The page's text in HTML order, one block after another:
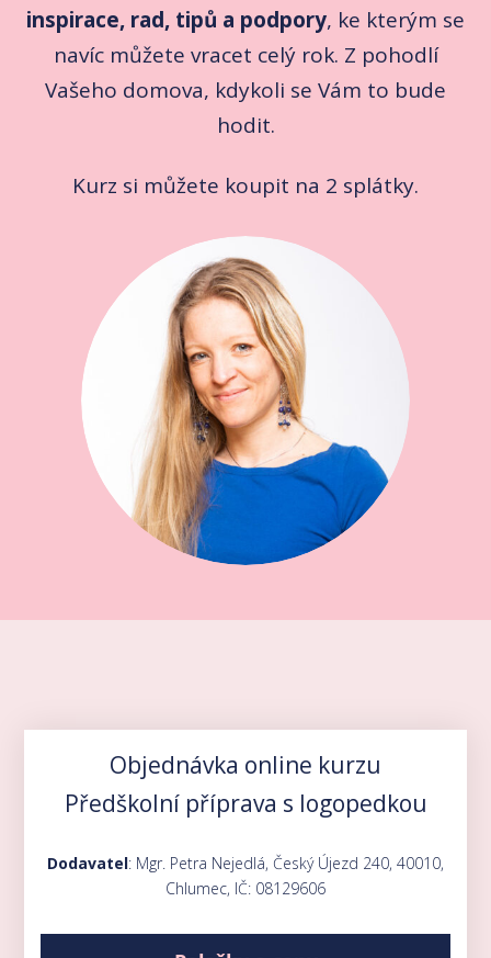
inspirace, rad, tipů a podpory, ke kterým se
navíc můžete vracet celý rok. Z pohodlí
Vašeho domova, kdykoli se Vám to bude
hodit.
Kurz si můžete koupit na 2 splátky.
Objednávka online kurzu
Předškolní příprava s logopedkou
Dodavatel: Mgr. Petra Nejedlá, Český Újezd 240, 40010,
Chlumec, IČ: 08129606